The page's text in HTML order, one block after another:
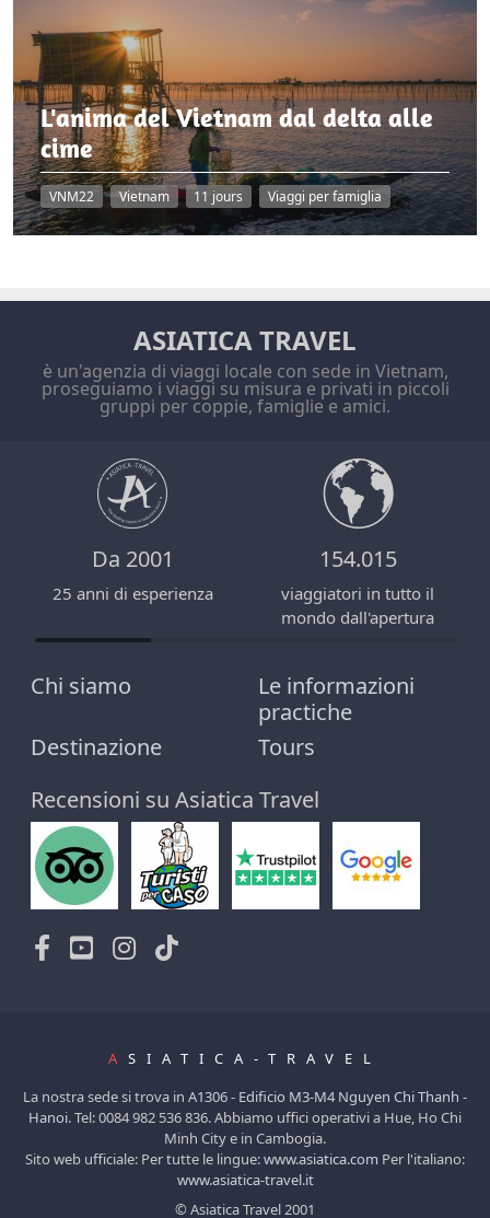
L'anima del Vietnam dal delta alle
cime
VNM22 Vietnam 11 jours Viaggi per famiglia
ASIATICA TRAVEL
è un'agenzia di viaggi locale con sede in Vietnam,
proseguiamo i viaggi su misura e privati in piccoli
gruppi per coppie, famiglie e amici.
Da 2001
25 anni di esperienza
154.015
viaggiatori in tutto il
mondo dall'apertura
Chi siamo
Le informazioni
practiche
Destinazione
Tours
Recensioni su Asiatica Travel
A SIATICA-TRAVEL
La nostra sede si trova in A1306 - Edificio M3-M4 Nguyen Chi Thanh -
Hanoi. Tel: 0084 982 536 836. Abbiamo uffici operativi a Hue, Ho Chi
Minh City e in Cambogia.
Sito web ufficiale: Per tutte le lingue:www.asiatica.com Per l'italiano:
www.asiatica-travel.it
© Asiatica Travel 2001